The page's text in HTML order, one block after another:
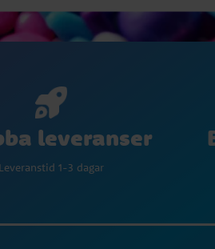
leveranser
1-3 dagar